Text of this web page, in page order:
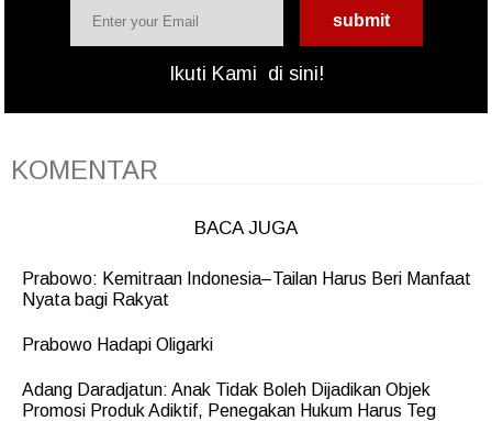
Ikuti Kami di sini!
KOMENTAR
BACA JUGA
Prabowo: Kemitraan Indonesia–Tailan Harus Beri Manfaat
Nyata bagi Rakyat
Prabowo Hadapi Oligarki
Adang Daradjatun: Anak Tidak Boleh Dijadikan Objek
Promosi Produk Adiktif, Penegakan Hukum Harus Teg